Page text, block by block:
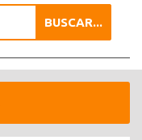
BUSCAR...